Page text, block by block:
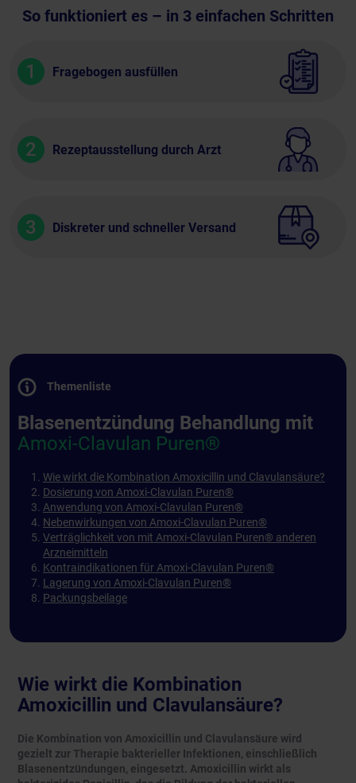
So funktioniert es – in 3 einfachen Schritten
1 Fragebogen ausfüllen
2 Rezeptausstellung durch Arzt
3 Diskreter und schneller Versand
Wie wirkt die Kombination
Amoxicillin und Clavulansäure?
Die Kombination von Amoxicillin und Clavulansäure wird
gezielt zur Therapie bakterieller Infektionen, einschließlich
Blasenentzündungen, eingesetzt. Amoxicillin wirkt als
Themenliste
Blasenentzündung Behandlung mit
Amoxi-Clavulan Puren®
Wie wirkt die Kombination Amoxicillin und Clavulansäure?
Dosierung von Amoxi-Clavulan Puren®
Anwendung von Amoxi-Clavulan Puren®
Nebenwirkungen von Amoxi-Clavulan Puren®
Verträglichkeit von mit Amoxi-Clavulan Puren® anderen
Arzneimitteln
Kontraindikationen für Amoxi-Clavulan Puren®
Lagerung von Amoxi-Clavulan Puren®
Packungsbeilage